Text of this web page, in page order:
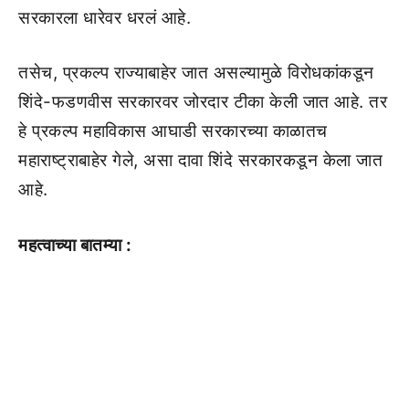
सरकारला धारेवर धरलं आहे.
तसेच, प्रकल्प राज्याबाहेर जात असल्यामुळे विरोधकांकडून
शिंदे-फडणवीस सरकारवर जोरदार टीका केली जात आहे. तर
हे प्रकल्प महाविकास आघाडी सरकारच्या काळातच
महाराष्ट्राबाहेर गेले, असा दावा शिंदे सरकारकडून केला जात
आहे.
महत्वाच्या बातम्या :